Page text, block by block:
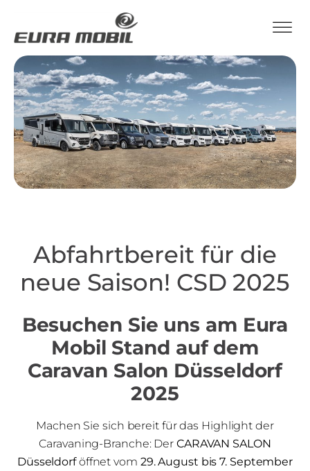
Abfahrtbereit für die
neue Saison! CSD 2025
Besuchen Sie uns am Eura
Mobil Stand auf dem
Caravan Salon Düsseldorf
2025
Machen Sie sich bereit für das Highlight der
Caravaning-Branche: Der CARAVAN SALON
Düsseldorföffnet vom 29. August bis 7. September